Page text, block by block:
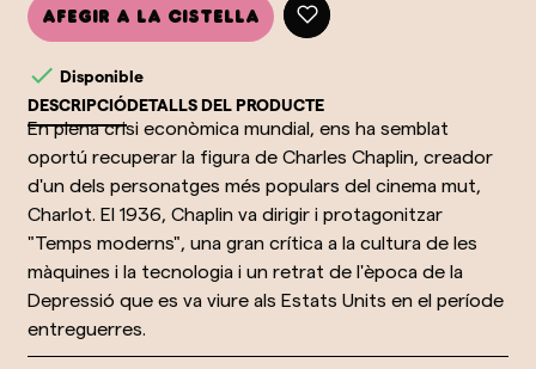
Afegir a la cistella
 Disponible
DESCRIPCIÓDETALLS DEL PRODUCTE
En plena crisi econòmica mundial, ens ha semblat
oportú recuperar la figura de Charles Chaplin, creador
d'un dels personatges més populars del cinema mut,
Charlot. El 1936, Chaplin va dirigir i protagonitzar
"Temps moderns", una gran crítica a la cultura de les
màquines i la tecnologia i un retrat de l'època de la
Depressió que es va viure als Estats Units en el període
entreguerres.